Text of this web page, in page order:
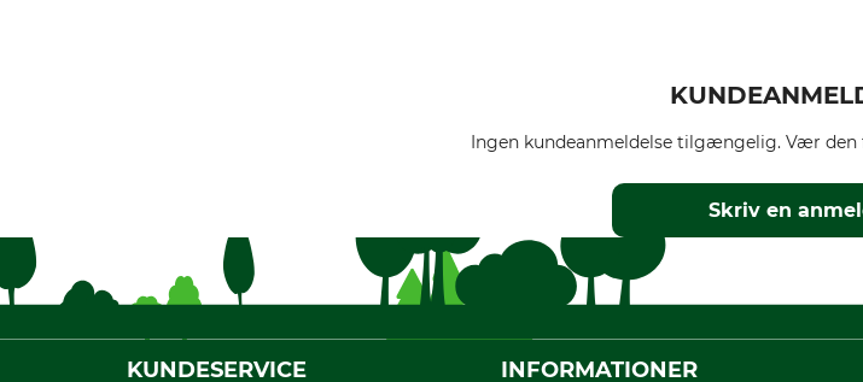
Ingen kundeanmeldelse tilgængelig. Vær
Skriv en
KUNDESERVICE INFORMATIONER